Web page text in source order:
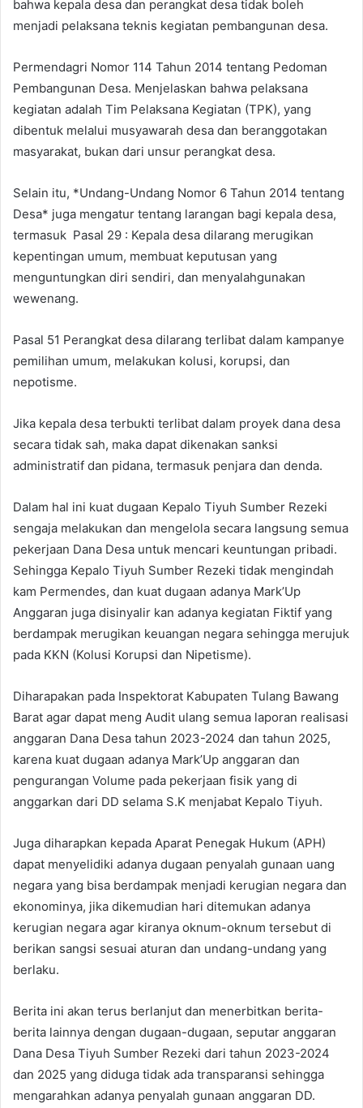
bahwa kepala desa dan perangkat desa tidak boleh
menjadi pelaksana teknis kegiatan pembangunan desa.
Permendagri Nomor 114 Tahun 2014 tentang Pedoman
Pembangunan Desa. Menjelaskan bahwa pelaksana
kegiatan adalah Tim Pelaksana Kegiatan (TPK), yang
dibentuk melalui musyawarah desa dan beranggotakan
masyarakat, bukan dari unsur perangkat desa.
Selain itu, *Undang-Undang Nomor 6 Tahun 2014 tentang
Desa* juga mengatur tentang larangan bagi kepala desa,
termasuk Pasal 29 : Kepala desa dilarang merugikan
kepentingan umum, membuat keputusan yang
menguntungkan diri sendiri, dan menyalahgunakan
wewenang.
Pasal 51 Perangkat desa dilarang terlibat dalam kampanye
pemilihan umum, melakukan kolusi, korupsi, dan
nepotisme.
Jika kepala desa terbukti terlibat dalam proyek dana desa
secara tidak sah, maka dapat dikenakan sanksi
administratif dan pidana, termasuk penjara dan denda.
Dalam hal ini kuat dugaan Kepalo Tiyuh Sumber Rezeki
sengaja melakukan dan mengelola secara langsung semua
pekerjaan Dana Desa untuk mencari keuntungan pribadi.
Sehingga Kepalo Tiyuh Sumber Rezeki tidak mengindah
kam Permendes, dan kuat dugaan adanya Mark’Up
Anggaran juga disinyalir kan adanya kegiatan Fiktif yang
berdampak merugikan keuangan negara sehingga merujuk
pada KKN (Kolusi Korupsi dan Nipetisme).
Diharapakan pada Inspektorat Kabupaten Tulang Bawang
Barat agar dapat meng Audit ulang semua laporan realisasi
anggaran Dana Desa tahun 2023-2024 dan tahun 2025,
karena kuat dugaan adanya Mark’Up anggaran dan
pengurangan Volume pada pekerjaan fisik yang di
anggarkan dari DD selama S.K menjabat Kepalo Tiyuh.
Juga diharapkan kepada Aparat Penegak Hukum (APH)
dapat menyelidiki adanya dugaan penyalah gunaan uang
negara yang bisa berdampak menjadi kerugian negara dan
ekonominya, jika dikemudian hari ditemukan adanya
kerugian negara agar kiranya oknum-oknum tersebut di
berikan sangsi sesuai aturan dan undang-undang yang
berlaku.
Berita ini akan terus berlanjut dan menerbitkan berita-
berita lainnya dengan dugaan-dugaan, seputar anggaran
Dana Desa Tiyuh Sumber Rezeki dari tahun 2023-2024
dan 2025 yang diduga tidak ada transparansi sehingga
mengarahkan adanya penyalah gunaan anggaran DD.